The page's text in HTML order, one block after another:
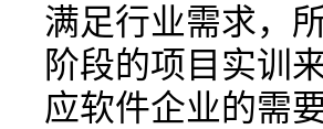
满足行业需求，
阶段的项目实训
应软件企业的需要